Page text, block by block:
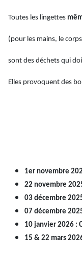
Toutes les lingettes
(pour les mains, le
sont des déchets qui
Elles provoquent des
1er novembre
22 novembre
03 décembre
07 décembre
10 janvier 2026 :
15 & 22 mars